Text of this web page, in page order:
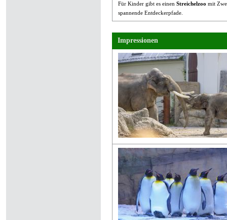
Für Kinder gibt es einen Streichelzoo mit
spannende Entdeckerpfade.
Impressionen